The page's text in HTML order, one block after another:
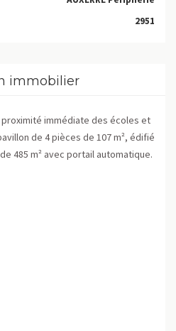
2951
immobilier
proximité immédiate des écoles et
de 4 pièces de 107 m², édifié
485 m² avec portail automatique.